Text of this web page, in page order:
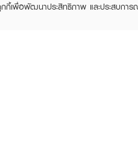
คุกกี้เพื่อพัฒนาประสิทธิภาพ และประสบก
EVEANDBOY